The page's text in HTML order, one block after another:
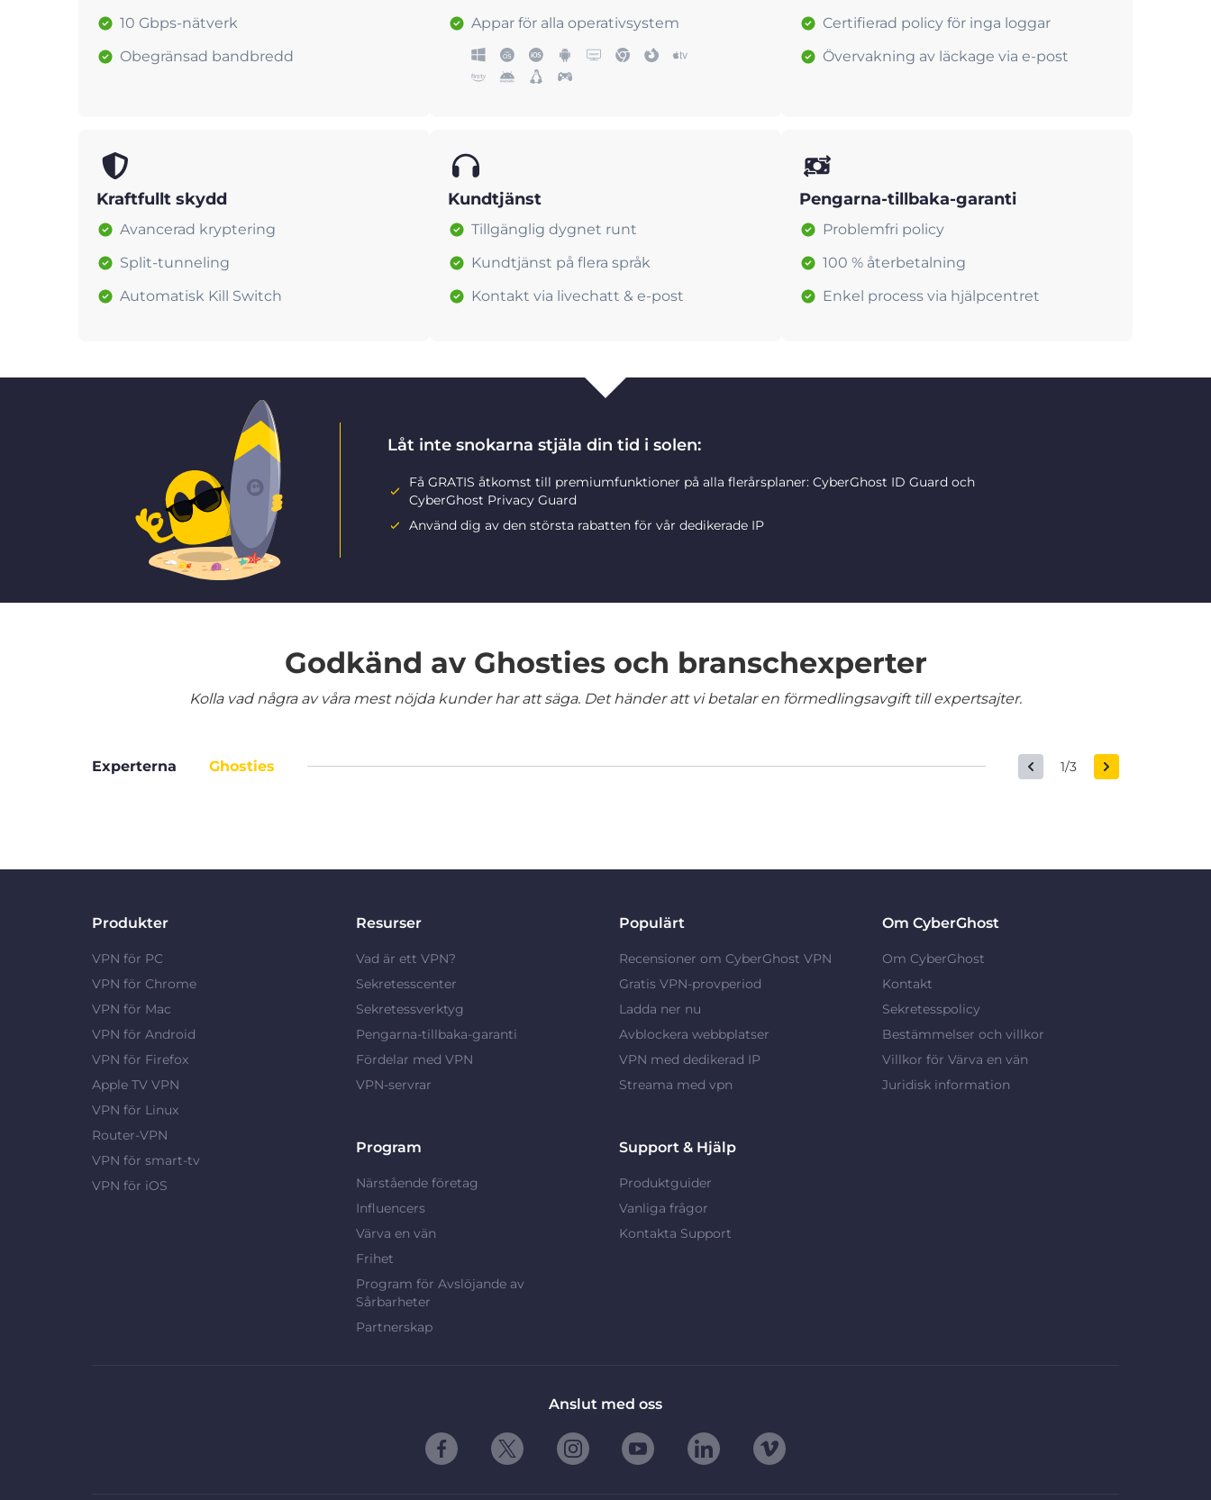
10 Gbps-nätverk
Obegränsad bandbredd
Appar för alla operativsystem
Certifierad policy för inga loggar
Övervakning av läckage via e-post
Kraftfullt skydd
Avancerad kryptering
Split-tunneling
Automatisk Kill Switch
Kundtjänst
Tillgänglig dygnet runt
Kundtjänst på flera språk
Kontakt via livechatt & e-post
Pengarna-tillbaka-garanti
Problemfri policy
100 % återbetalning
Enkel process via hjälpcentret
Låt inte snokarna stjäla din tid i solen:
Få GRATIS åtkomst till premiumfunktioner på alla flerårsplaner: CyberGhost ID Guard och
CyberGhost Privacy Guard
Använd dig av den största rabatten för vår dedikerade IP
Godkänd av Ghosties och branschexperter
Kolla vad några av våra mest nöjda kunder har att säga. Det händer att vi betalar en förmedlingsavgift till expertsajter.
Experterna Ghosties 1/3
Produkter
VPN för PC
VPN för Chrome
VPN för Mac
VPN för Android
VPN för Firefox
Apple TV VPN
VPN för Linux
Router-VPN
VPN för smart-tv
VPN för iOS
Resurser
Vad är ett VPN?
Sekretesscenter
Sekretessverktyg
Pengarna-tillbaka-garanti
Fördelar med VPN
VPN-servrar
Populärt
Recensioner om CyberGhost VPN
Gratis VPN-provperiod
Ladda ner nu
Avblockera webbplatser
VPN med dedikerad IP
Streama med vpn
Om CyberGhost
Om CyberGhost
Kontakt
Sekretesspolicy
Bestämmelser och villkor
Villkor för Värva en vän
Juridisk information
Program
Närstående företag
Influencers
Värva en vän
Frihet
Program för Avslöjande av
Sårbarheter
Partnerskap
Support & Hjälp
Produktguider
Vanliga frågor
Kontakta Support
Anslut med oss